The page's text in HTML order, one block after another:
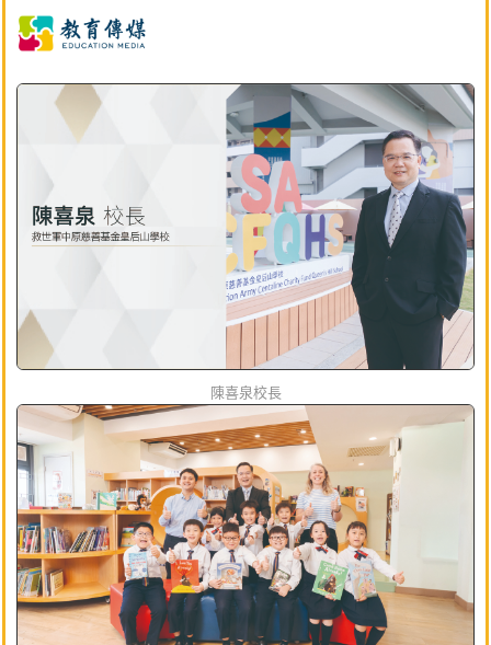
陳喜泉校長